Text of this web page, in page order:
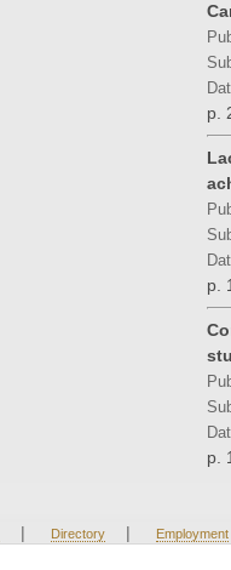
p.
p.
p.
| Directory | Employment